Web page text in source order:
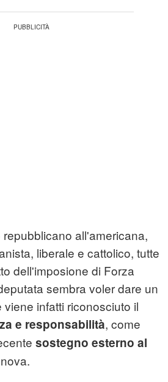
all'americana,
liberale e cattolico, tutte
dell'imposione di Forza
sembra voler dare un
infatti riconosciuto il
e responsabilità, come
sostegno esterno al